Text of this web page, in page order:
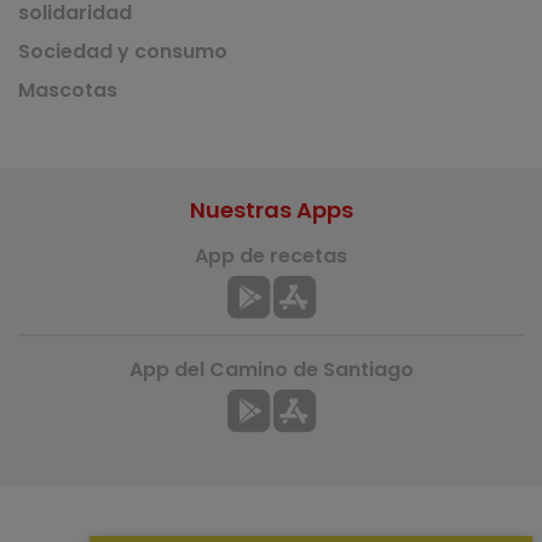
solidaridad
Sociedad y consumo
Mascotas
Nuestras Apps
App de recetas
App del Camino de Santiago